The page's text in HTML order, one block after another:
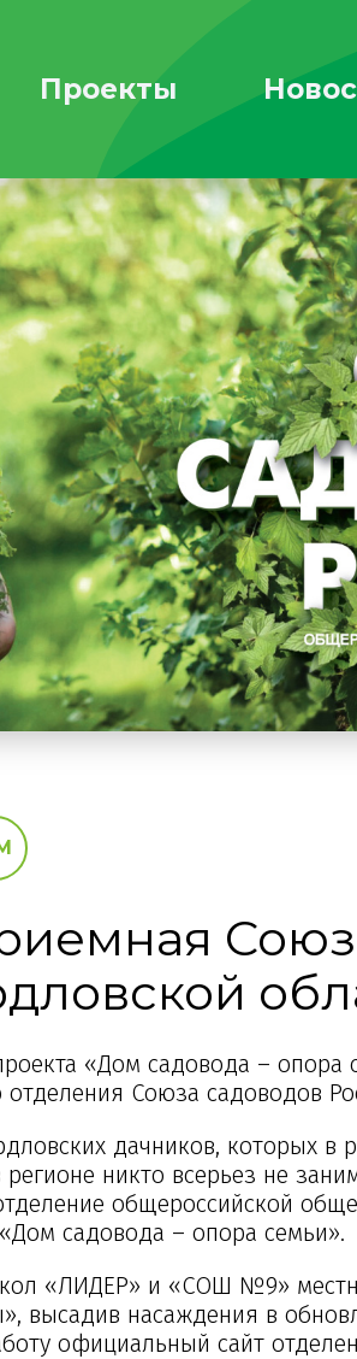
Проекты
«Дом садовода – опора
Союза садоводов
дачников, которых в
никто всерьез не
общероссийской
садовода – опора семьи».
«ЛИДЕР» и «СОШ №9»
высадив насаждения в
официальный сайт